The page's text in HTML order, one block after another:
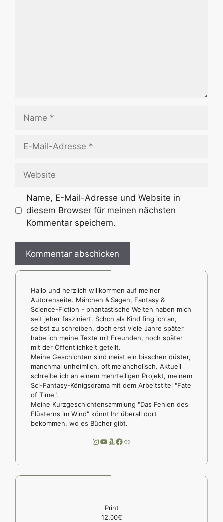
Name
Website
Name, E-Mail-Adresse und Website in
diesem Browser für meinen nächsten
Kommentar speichern.
Hallo und herzlich willkommen auf meiner
Autorenseite. Märchen & Sagen, Fantasy &
Science-Fiction - phantastische Welten haben mich
seit jeher fasziniert. Schon als Kind fing ich an,
selbst zu schreiben, doch erst viele Jahre später
habe ich meine Texte mit Freunden, noch später
mit der Öffentlichkeit geteilt.
Meine Geschichten sind meist ein bisschen düster,
manchmal unheimlich, oft melancholisch. Aktuell
schreibe ich an einem mehrteiligen Projekt, meinem
Sci-Fantasy-Königsdrama mit dem Arbeitstitel "Fate
of Time".
Meine Kurzgeschichtensammlung "Das Fehlen des
Flüsterns im Wind" könnt Ihr überall dort
bekommen, wo es Bücher gibt.
Instagram
YouTube
Amazon
Facebook
Link
Print
12,00€